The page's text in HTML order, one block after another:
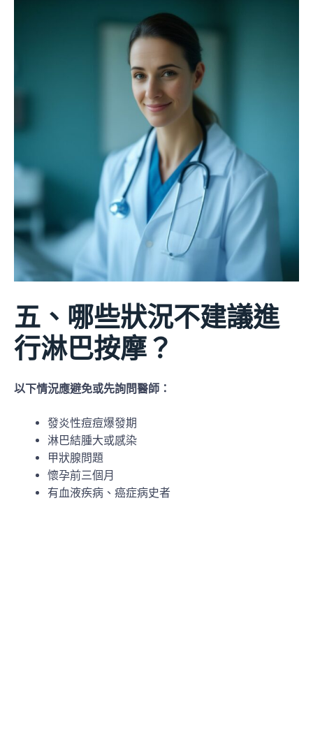
五、哪些狀況不建議進
行淋巴按摩？
以下情況應避免或先詢問醫師：
發炎性痘痘爆發期
淋巴結腫大或感染
甲狀腺問題
懷孕前三個月
有血液疾病、癌症病史者